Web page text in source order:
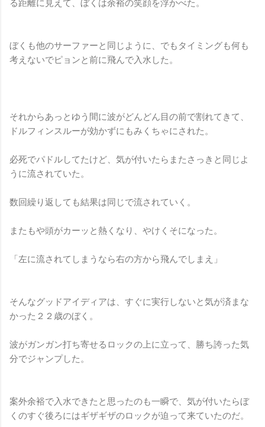
る距離に見えて、ぼくは余裕の笑顔を浮かべた。
ぼくも他のサーファーと同じように、でもタイミングも何も
考えないでピョンと前に飛んで入水した。
それからあっとゆう間に波がどんどん目の前で割れてきて、
ドルフィンスルーが効かずにもみくちゃにされた。
必死でパドルしてたけど、気が付いたらまたさっきと同じよ
うに流されていた。
数回繰り返しても結果は同じで流されていく。
またもや頭がカーッと熱くなり、やけくそになった。
「左に流されてしまうなら右の方から飛んでしまえ」
そんなグッドアイディアは、すぐに実行しないと気が済まな
かった２２歳のぼく。
波がガンガン打ち寄せるロックの上に立って、勝ち誇った気
分でジャンプした。
案外余裕で入水できたと思ったのも一瞬で、気が付いたらぼ
くのすぐ後ろにはギザギザのロックが迫って来ていたのだ。